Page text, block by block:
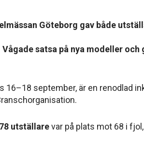
Göteborg gav både
satsa på nya modeller
16–18 september, är en renodlad
78 utställarevar på plats mot 68 i